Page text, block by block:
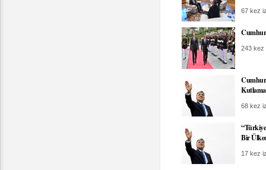
67 kez
243 kez
68 kez
Bir
17 kez